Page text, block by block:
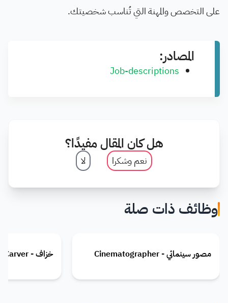
على التخصص والمهنة التي تُناسب شخصيتك.
المصادر:
Job-descriptions
هل كان المقال مفيدًا؟
نعم وشكرا لا
وظائف ذات صلة
مصور سينمائي - Cinematographer خزاف - Carver